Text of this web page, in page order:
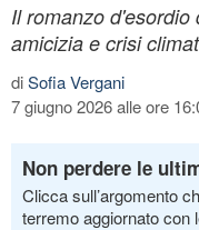
Il romanzo d'esordio
amicizia e crisi
diSofia Vergani
7 giugno 2026 alle ore
Non perdere le
Clicca sull’argomento
terremo aggiornato con